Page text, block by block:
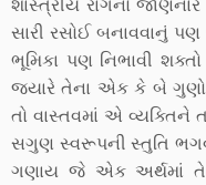
સારી રસોઈ બનાવવાનું
ભૂમિકા પણ નિભાવી
જ્યારે તેના એક કે બે ગુણો
તો વાસ્તવમાં એ વ્યક્તિને
સગુણ સ્વરૂપની સ્તુતિ
ગણાય જે એક અર્થમાં